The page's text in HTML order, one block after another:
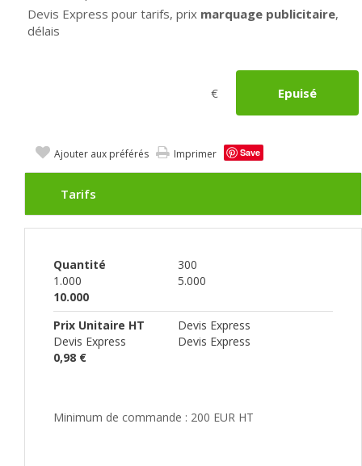
Devis Express pour tarifs, prix marquage publicitaire,
délais
€ Epuisé
Ajouter aux préférés Imprimer Save
Tarifs
Quantité
300
1.000
5.000
10.000
Prix Unitaire HT
Devis Express
Devis Express
Devis Express
0,98 €
Minimum de commande : 200 EUR HT